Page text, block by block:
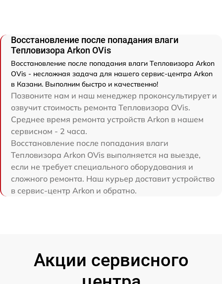
Восстановление после попадания влаги
Тепловизора Arkon OVis
Восстановление после попадания влаги Тепловизора Arkon
OVis - несложная задача для нашего сервис-центра Arkon
в Казани. Выполним быстро и качественно!
Позвоните нам и наш менеджер проконсультирует и
озвучит стоимость ремонта Тепловизора OVis.
Среднее время ремонта устройств Arkon в нашем
сервисном - 2 часа.
Восстановление после попадания влаги
Тепловизора Arkon OVis выполняется на выезде,
если не требует специального оборудования и
сложного ремонта. Наш курьер доставит устройство
в сервис-центр Arkon и обратно.
Акции сервисного